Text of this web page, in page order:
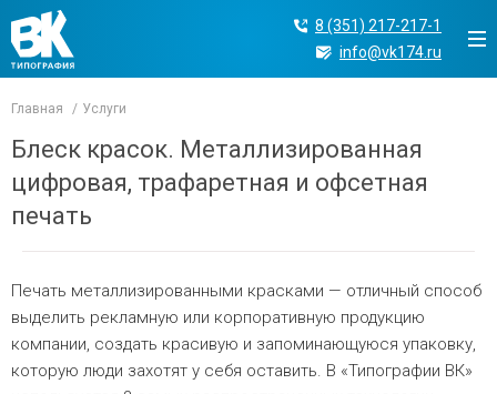
8 (351) 217-217-1
info@vk174.ru
Главная Услуги
Блеск красок. Металлизированная
цифровая, трафаретная и офсетная
печать
Печать металлизированными красками — отличный способ
выделить рекламную или корпоративную продукцию
компании, создать красивую и запоминающуюся упаковку,
которую люди захотят у себя оставить. В «Типографии ВК»